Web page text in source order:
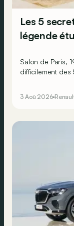
Les 5
légende
Salon de Paris,
difficilement des
fixe, car sur le
3 Aoû 2026